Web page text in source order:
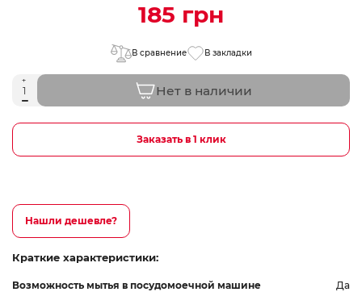
185 грн
В сравнение В закладки
Нет в наличии
Заказать в 1 клик
Нашли дешевле?
Краткие характеристики:
Возможность мытья в посудомоечной машине
Да